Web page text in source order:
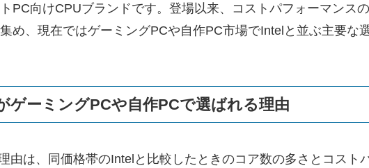
PC向けCPUブランドです。登場以来、コストパフォーマンス
め、現在ではゲーミングPCや自作PC市場でIntelと並ぶ主要な
ゲーミングPCや自作PCで選ばれる理由
由は、同価格帯のIntelと比較したときのコア数の多さとコスト